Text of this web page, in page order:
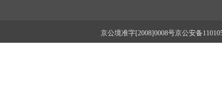
京公境准字[2008]0008号京公安备